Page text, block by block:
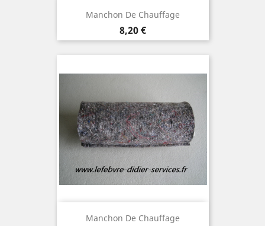
Manchon De Chauffage
Prix
8,20 €
Manchon De Chauffage